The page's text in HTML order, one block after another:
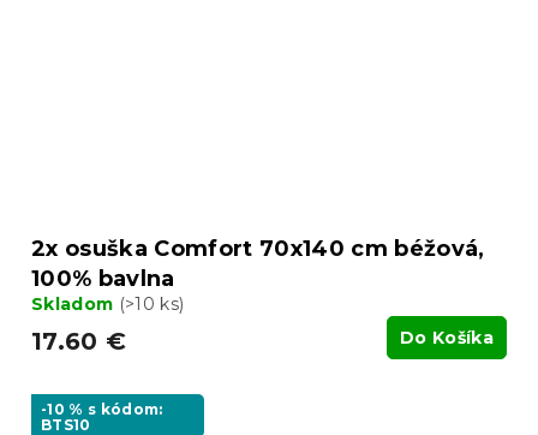
2x osuška Comfort 70x140 cm béžová,
100% bavlna
Skladom (>10 ks)
17.60 € Do Košíka
-10 % s kódom:
BTS10